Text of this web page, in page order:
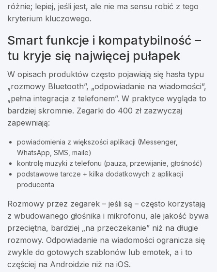
różnie; lepiej, jeśli jest, ale nie ma sensu robić z tego
kryterium kluczowego.
Smart funkcje i kompatybilność –
tu kryje się najwięcej pułapek
W opisach produktów często pojawiają się hasła typu
„rozmowy Bluetooth”, „odpowiadanie na wiadomości”,
„pełna integracja z telefonem”. W praktyce wygląda to
bardziej skromnie. Zegarki do 400 zł zazwyczaj
zapewniają:
powiadomienia z większości aplikacji (Messenger,
WhatsApp, SMS, maile)
kontrolę muzyki z telefonu (pauza, przewijanie, głośność)
podstawowe tarcze + kilka dodatkowych z aplikacji
producenta
Rozmowy przez zegarek – jeśli są – często korzystają
z wbudowanego głośnika i mikrofonu, ale jakość bywa
przeciętna, bardziej „na przeczekanie” niż na długie
rozmowy. Odpowiadanie na wiadomości ogranicza się
zwykle do gotowych szablonów lub emotek, a i to
częściej na Androidzie niż na iOS.